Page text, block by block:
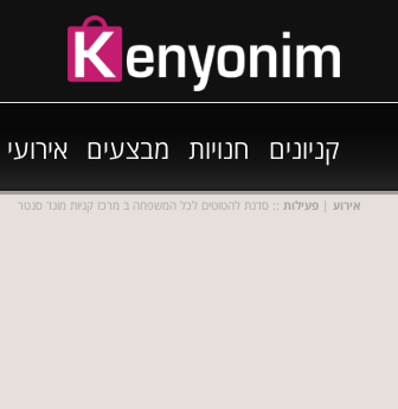
קניונים חנויות מבצעים
אירוע | פעילות :: סדנת להטוטים לכל המשפחה ב מרכז קניות מונד סנטר